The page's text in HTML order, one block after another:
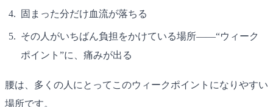
固まった分だけ血流が落ちる
その人がいちばん負担をかけている場所——“ウィーク
ポイント”に、痛みが出る
腰は、多くの人にとってこのウィークポイントになりやすい
場所です。